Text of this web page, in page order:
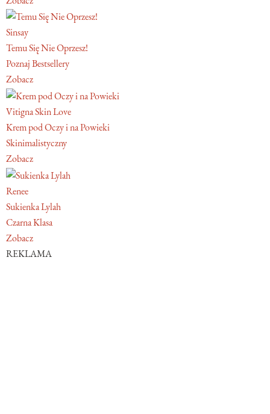
Sinsay
Temu Się Nie Oprzesz!
Poznaj Bestsellery
Zobacz
Vitigna Skin Love
Krem pod Oczy i na Powieki
Skinimalistyczny
Zobacz
Renee
Sukienka Lylah
Czarna Klasa
Zobacz
REKLAMA